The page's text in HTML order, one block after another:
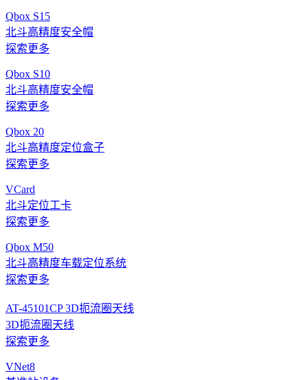
Qbox S15
北斗高精度安全帽
探索更多
Qbox S10
北斗高精度安全帽
探索更多
Qbox 20
北斗高精度定位盒子
探索更多
VCard
北斗定位工卡
探索更多
Qbox M50
北斗高精度车载定位系统
探索更多
AT-45101CP 3D扼流圈天线
3D扼流圈天线
探索更多
VNet8